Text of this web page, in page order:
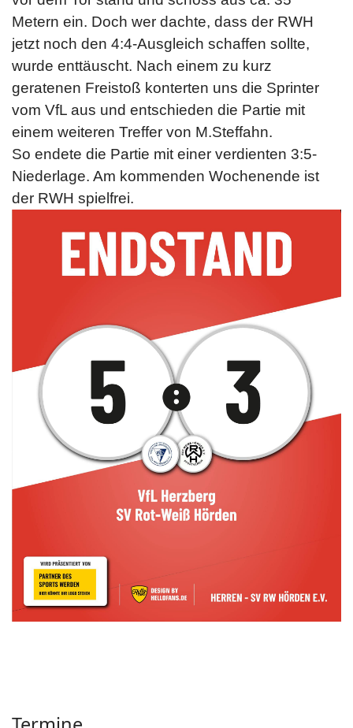
Metern ein. Doch wer dachte, dass der RWH
jetzt noch den 4:4-Ausgleich schaffen sollte,
wurde enttäuscht. Nach einem zu kurz
geratenen Freistoß konterten uns die Sprinter
vom VfL aus und entschieden die Partie mit
einem weiteren Treffer von M.Steffahn.
So endete die Partie mit einer verdienten 3:5-
Niederlage. Am kommenden Wochenende ist
der RWH spielfrei.